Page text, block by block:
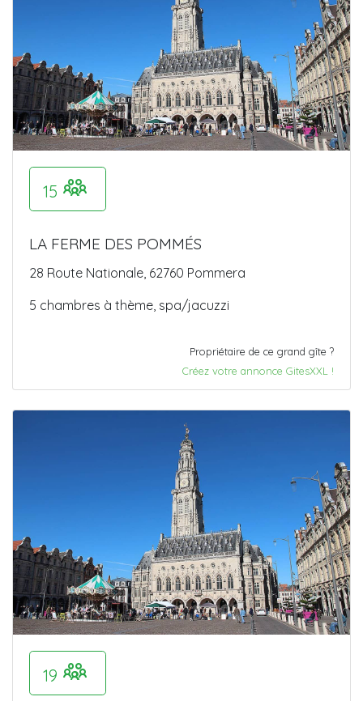
15
LA FERME DES POMMÉS
28 Route Nationale, 62760 Pommera
5 chambres à thème, spa/jacuzzi
Propriétaire de ce grand gîte ?
Créez votre annonce GitesXXL !
19